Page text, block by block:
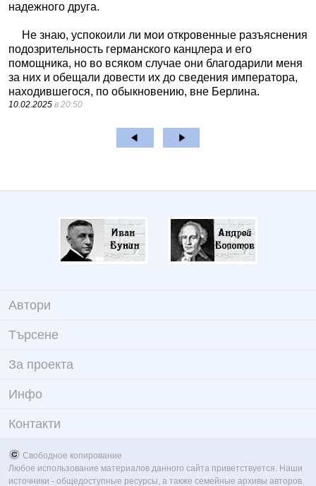
надежного друга.
Не знаю, успокоили ли мои откровенные разъяснения
подозрительность германского канцлера и его
помощника, но во всяком случае они благодарили меня
за них и обещали довести их до сведения императора,
находившегося, по обыкновению, вне Берлина.
10.02.2025 в 20:50
Автори
Търсене
За проекта
Инфо
Контакти
Свободное копирование
Любое использование материалов данного сайта приветствуется. Наши
источники - общедоступные ресурсы, а также семейные архивы авторов.